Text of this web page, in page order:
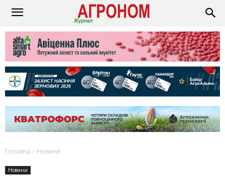
Головна Новини
Новини